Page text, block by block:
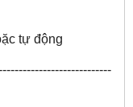
tự động